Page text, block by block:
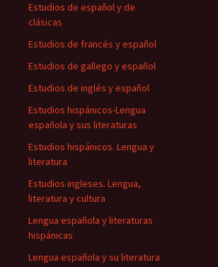
Estudios de español y de
clásicas
Estudios de francés y español
Estudios de gallego y español
Estudios de inglés y español
Estudios hispánicos-Lengua
española y sus literaturas
Estudios hispánicos. Lengua y
literatura
Estudios ingleses. Lengua,
literatura y cultura
Lengua española y literaturas
hispánicas
Lengua española y su literatura